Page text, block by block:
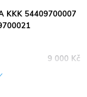
KKK 54409700007
9 000 Kč